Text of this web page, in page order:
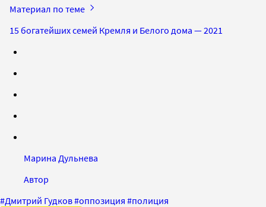
Материал по теме
15 богатейших семей Кремля и Белого дома — 2021
Марина Дульнева
Автор
#Дмитрий Гудков#оппозиция #полиция